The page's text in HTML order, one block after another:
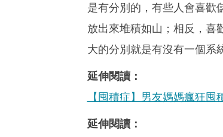
是有分別的，有些人會喜歡
放出來堆積如山；相反，喜
大的分別就是有沒有一個系
延伸閱讀：
【囤積症】男友媽媽瘋狂
延伸閱讀：